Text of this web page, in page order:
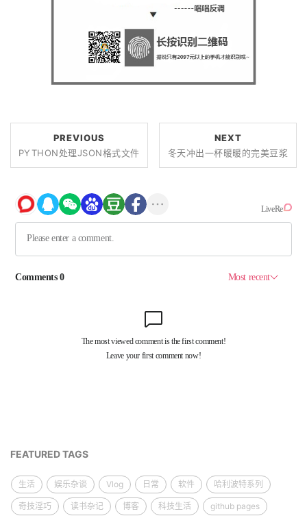
PREVIOUS
PYTHON处理JSON格式文件
NEXT
冬天冲出一杯暖暖的完美豆浆
FEATURED TAGS
生活 娱乐杂谈 Vlog 日常 软件 哈利波特系列
奇技淫巧 读书杂记 博客 科技生活 github pages